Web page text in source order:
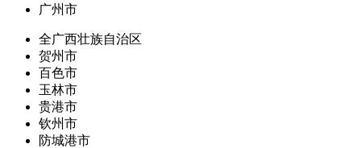
广州市
全广西壮族自治区
贺州市
百色市
玉林市
贵港市
钦州市
防城港市